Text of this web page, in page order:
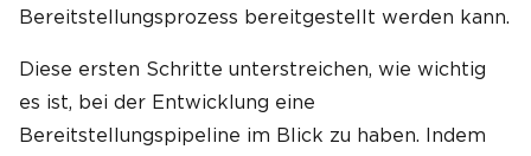
Bereitstellungsprozess bereitgestellt werden kann.
Diese ersten Schritte unterstreichen, wie wichtig
es ist, bei der Entwicklung eine
Bereitstellungspipeline im Blick zu haben. Indem